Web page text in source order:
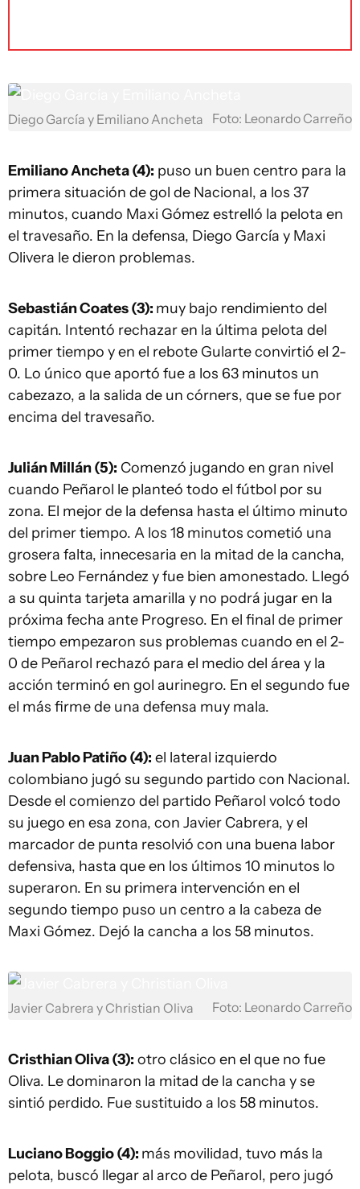
Diego García y Emiliano Ancheta Foto: Leonardo Carreño
Emiliano Ancheta (4): puso un buen centro para la
primera situación de gol de Nacional, a los 37
minutos, cuando Maxi Gómez estrelló la pelota en
el travesaño. En la defensa, Diego García y Maxi
Olivera le dieron problemas.
Sebastián Coates (3): muy bajo rendimiento del
capitán. Intentó rechazar en la última pelota del
primer tiempo y en el rebote Gularte convirtió el 2-
0. Lo único que aportó fue a los 63 minutos un
cabezazo, a la salida de un córners, que se fue por
encima del travesaño.
Julián Millán (5): Comenzó jugando en gran nivel
cuando Peñarol le planteó todo el fútbol por su
zona. El mejor de la defensa hasta el último minuto
del primer tiempo. A los 18 minutos cometió una
grosera falta, innecesaria en la mitad de la cancha,
sobre Leo Fernández y fue bien amonestado. Llegó
a su quinta tarjeta amarilla y no podrá jugar en la
próxima fecha ante Progreso. En el final de primer
tiempo empezaron sus problemas cuando en el 2-
0 de Peñarol rechazó para el medio del área y la
acción terminó en gol aurinegro. En el segundo fue
el más firme de una defensa muy mala.
Juan Pablo Patiño (4): el lateral izquierdo
colombiano jugó su segundo partido con Nacional.
Desde el comienzo del partido Peñarol volcó todo
su juego en esa zona, con Javier Cabrera, y el
marcador de punta resolvió con una buena labor
defensiva, hasta que en los últimos 10 minutos lo
superaron. En su primera intervención en el
segundo tiempo puso un centro a la cabeza de
Maxi Gómez. Dejó la cancha a los 58 minutos.
Javier Cabrera y Christian Oliva Foto: Leonardo Carreño
Cristhian Oliva (3): otro clásico en el que no fue
Oliva. Le dominaron la mitad de la cancha y se
sintió perdido. Fue sustituido a los 58 minutos.
Luciano Boggio (4): más movilidad, tuvo más la
pelota, buscó llegar al arco de Peñarol, pero jugó